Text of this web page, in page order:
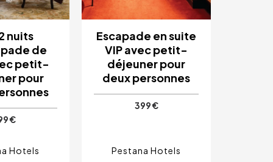
nuits
de
petit-
pour
€
Hotels
Escapade en suite
VIP avec petit-
déjeuner pour
deux personnes
399 €
Pestana Hotels